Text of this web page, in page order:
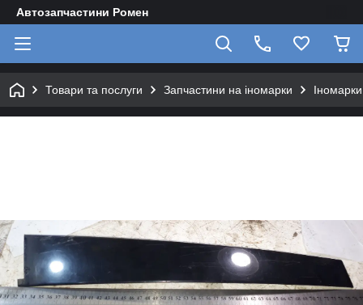
Автозапчастини Ромен
Товари та послуги Запчастини на іномарки